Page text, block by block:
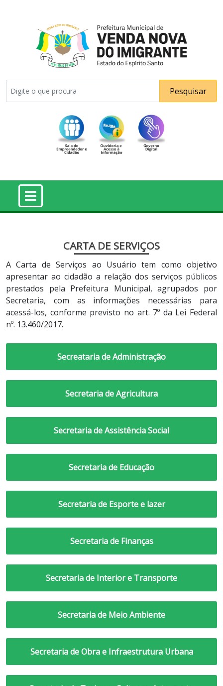
Pesquisar
CARTA DE SERVIÇOS
A Carta de Serviços ao Usuário tem como objetivo
apresentar ao cidadão a relação dos serviços públicos
prestados pela Prefeitura Municipal, agrupados por
Secretaria, com as informações necessárias para
acessá-los, conforme previsto no art. 7º da Lei Federal
nº. 13.460/2017.
Secreataria de Administração
Secretaria de Agricultura
Secretaria de Assistência Social
Secretaria de Educação
Secretaria de Esporte e lazer
Secretaria de Finanças
Secretaria de Interior e Transporte
Secretaria de Meio Ambiente
Secretaria de Obra e Infraestrutura Urbana